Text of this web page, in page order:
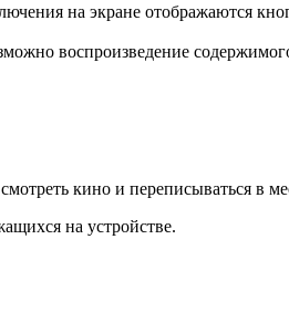
на экране отображаются
воспроизведение
кино и переписываться в
на устройстве.